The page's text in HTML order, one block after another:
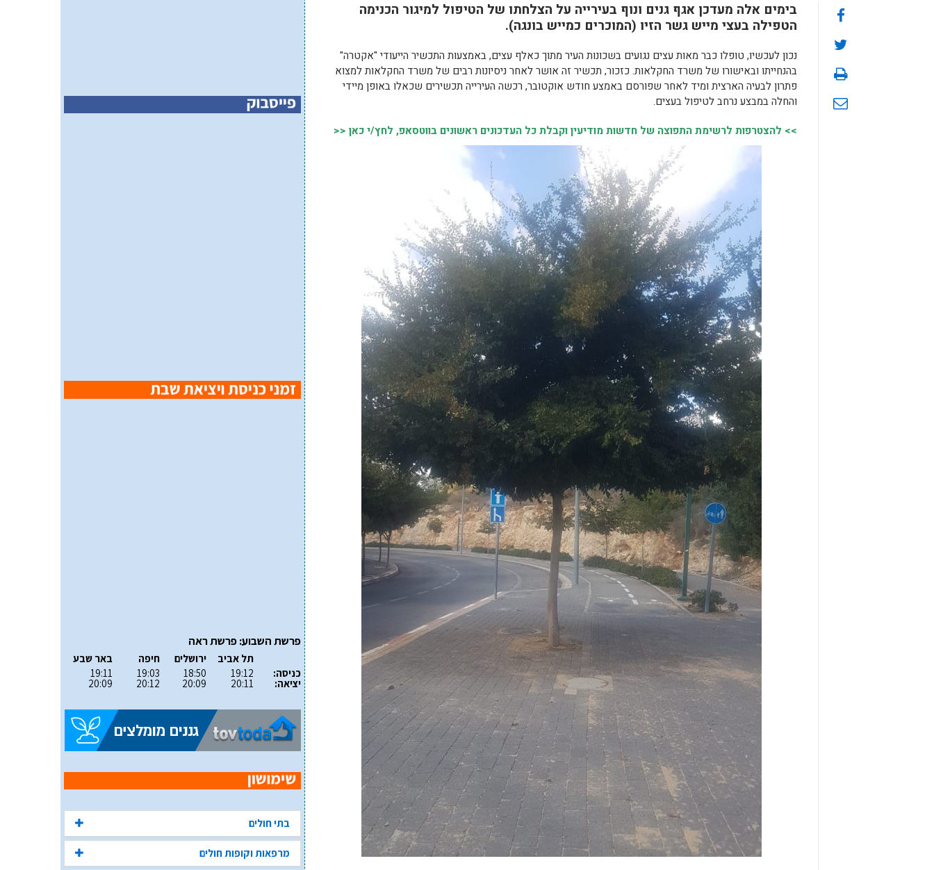
בימים אלה מעדכן אגף גנים ונוף בעירייה על הצלחתו של הטיפול למיגור הכנימה
הטפילה בעצי מייש גשר הזיו (המוכרים כמייש בונגה).
נכון לעכשיו, טופלו כבר מאות עצים נגועים בשכונות העיר מתוך כאלף עצים, באמצעות התכשיר הייעודי "אקטרה"
בהנחייתו ובאישורו של משרד החקלאות. כזכור, תכשיר זה אושר לאחר ניסיונות רבים של משרד החקלאות למצוא
פתרון לבעיה הארצית ומיד לאחר שפורסם באמצע חודש אוקטובר, רכשה העירייה תכשירים שכאלו באופן מיידי
והחלה במבצע נרחב לטיפול בעצים.
>> להצטרפות לרשימת התפוצה של חדשות מודיעין וקבלת כל העדכונים ראשונים בווטסאפ, לחץ/י כאן <<
פרשת השבוע: פרשת ראה
כניסה:
יציאה:
תל אביב
19:12
20:11
ירושלים
18:50
20:09
חיפה
19:03
20:12
באר שבע
19:11
20:09
בתי חולים
מרפאות וקופות חולים